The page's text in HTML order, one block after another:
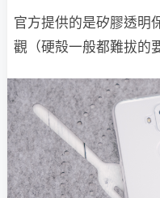
官方提供的是矽膠透明
觀（硬殻一般都難拔的